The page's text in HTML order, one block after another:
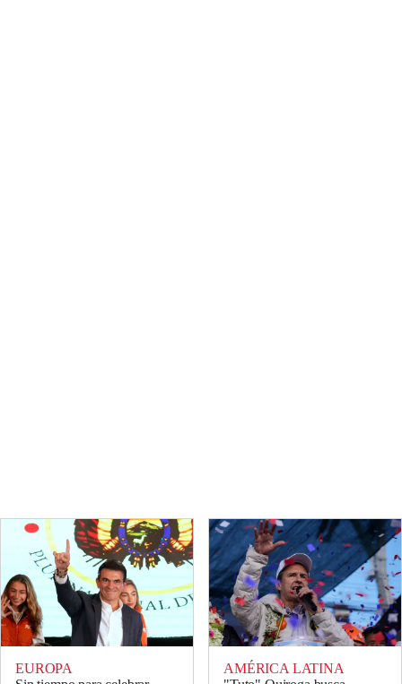
EUROPA
AMÉRICA LATINA